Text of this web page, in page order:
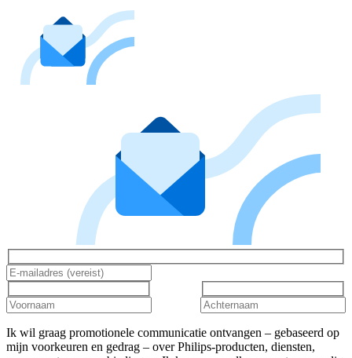
Ik wil graag promotionele communicatie ontvangen – gebaseerd op
mijn voorkeuren en gedrag – over Philips-producten, diensten,